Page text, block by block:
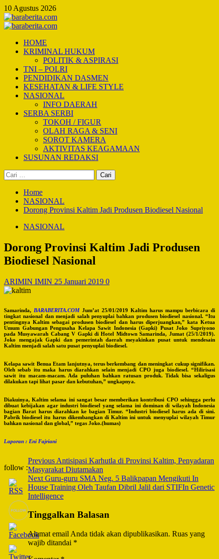
Skip
to
content
10 Agustus 2026
Primary
HOME
KRIMINAL HUKUM
POLITIK & ASPIRASI
TNI – POLRI
PENDIDIKAN DASMEN
KESEHATAN & LIFE STYLE
NASIONAL
INFO DAERAH
SERBA SERBI
TOKOH / FIGUR
OLAH RAGA & SENI
SOROT KAMERA
AKTIVITAS KEAGAMAAN
SUSUNAN REDAKSI
Cari
untuk:
Home
NASIONAL
Dorong Provinsi Kaltim Jadi Produsen Biodiesel Nasional
NASIONAL
Dorong Provinsi Kaltim Jadi Produsen
Biodiesel Nasional
ARIMIN IMIN 25 Januari 2019 0
Samarinda, BARABERITA.COM Jum’at 25/01/2019 Kaltim harus mampu berbicara di
tingkat nasional dan menjadi salah penyuplai bahkan produsen biodiesel nasional. “Itu
pentingnya Kaltim sebagai produsen biodiesel dan harus diperjuangkan,” kata Ketua
Umum Gabungan Pengusaha Kelapa Sawit Indonesia (Gapki) Pusat Joko Supriyono
pada Musyawarah Cabang V Gapki di Hotel Midtown Samarinda, Jumat (25/1/2019).
Joko mengajak Gapki dan pemerintah daerah meyakinkan pusat untuk mendesain
Kaltim menjadi salah satu pusat penyuplai biodiesel.
Kelapa sawit Benua Etam lanjutnya, terus berkembang dan meningkat cukup signifikan.
Oleh sebab itu maka harus diarahkan selain menjadi CPO juga biodiesel. “Hilirisasi
sawit itu macam-macam. Ada puluhan bahkan ratusan produk. Tidak bisa sekaligus
dilakukan tapi lihat pasar dan kebutuhan,” ungkapnya.
Diakuinya, Kaltim selama ini sangat besar memberikan kontribusi CPO sehingga perlu
dibuat kebijakan agar industri biodiesel yang selama ini dominan di wilayah Indonesia
bagian Barat harus diarahkan ke bagian Timur. “Industri biodiesel harus ada di sini.
Pabrik biodiesel itu harus dikembangkan di Kaltim ini untuk menyuplai wilayah Timur
bahkan nasional dan global,” tegas Joko.(humas)
Laporan : Eni Fajriani
follow :
Post
Navigation
Previous Antisipasi Karhutla di Provinsi Kaltim, Penyadaran
Masyarakat Diutamakan
Next Guru-guru SMA Neg. 5 Balikpapan Mengikuti In
House Training Oleh Taufan Dibril Jalil dari STIFIn Genetic
Intelligence
Tinggalkan Balasan
Alamat email Anda tidak akan dipublikasikan. Ruas yang
wajib ditandai *